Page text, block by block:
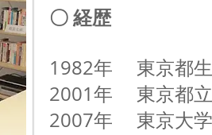
〇 経歴
1982年 東京都
2001年 東京都立
2007年 東京大学